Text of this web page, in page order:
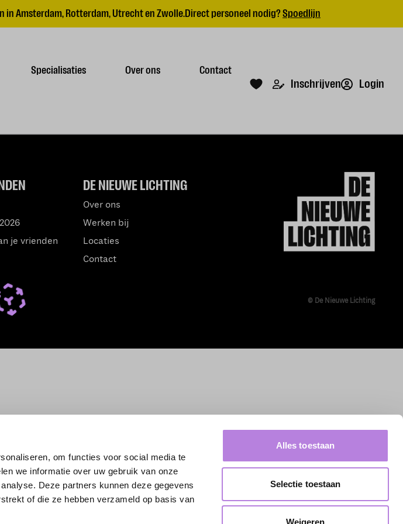
om functies voor social media te
we informatie over uw gebruik van onze
Deze partners kunnen deze gegevens
of die ze hebben verzameld op basis van
Alles toestaan
Selectie toestaan
Weigeren
in Amsterdam, Rotterdam, Utrecht en Zwolle.Direct personeel nodig?Spoedlijn
Specialisaties Over ons
Contact
Inschrijven Login
DE NIEUWE LICHTING
Over ons
Werken bij
Locaties
Contact
je vrienden
© De Nieuwe Lichting